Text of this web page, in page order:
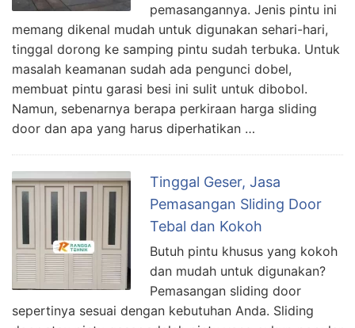
pemasangannya. Jenis pintu ini
memang dikenal mudah untuk digunakan sehari-hari,
tinggal dorong ke samping pintu sudah terbuka. Untuk
masalah keamanan sudah ada pengunci dobel,
membuat pintu garasi besi ini sulit untuk dibobol.
Namun, sebenarnya berapa perkiraan harga sliding
door dan apa yang harus diperhatikan …
Tinggal Geser, Jasa
Pemasangan Sliding Door
Tebal dan Kokoh
Butuh pintu khusus yang kokoh
dan mudah untuk digunakan?
Pemasangan sliding door
sepertinya sesuai dengan kebutuhan Anda. Sliding